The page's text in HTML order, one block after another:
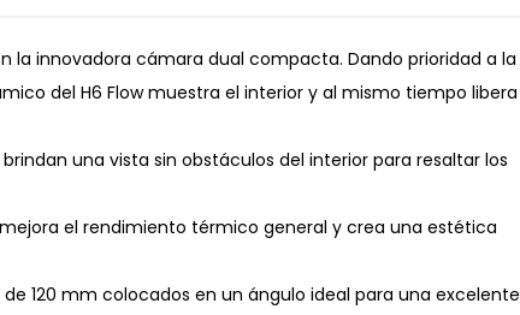
la innovadora cámara dual compacta. Dando prioridad a la
del H6 Flow muestra el interior y al mismo tiempo libera
una vista sin obstáculos del interior para resaltar los
el rendimiento térmico general y crea una estética
120 mm colocados en un ángulo ideal para una excelente